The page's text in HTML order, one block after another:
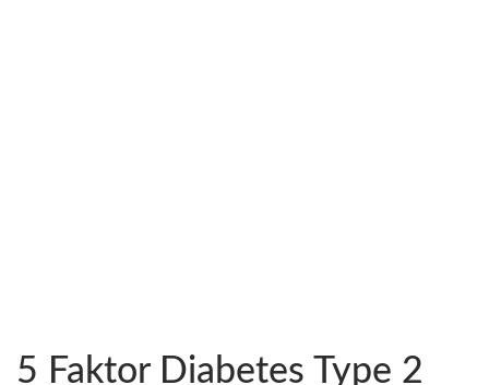
5 Faktor Diabetes Type 2